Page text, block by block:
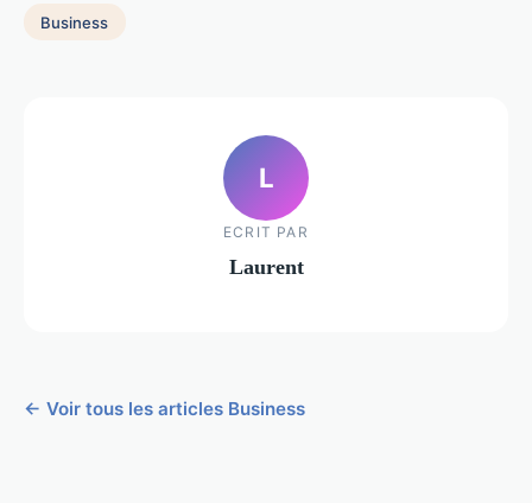
Business
L
ECRIT PAR
Laurent
← Voir tous les articles Business